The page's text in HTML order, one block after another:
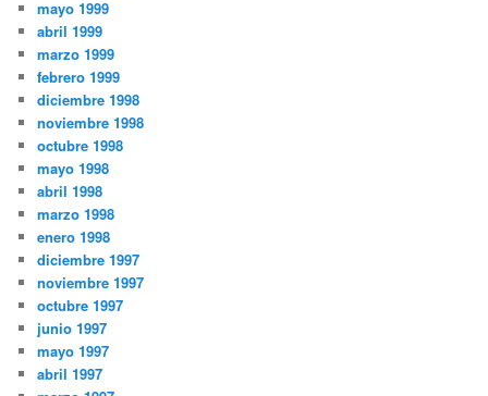
mayo 1999
abril 1999
marzo 1999
febrero 1999
diciembre 1998
noviembre 1998
octubre 1998
mayo 1998
abril 1998
marzo 1998
enero 1998
diciembre 1997
noviembre 1997
octubre 1997
junio 1997
mayo 1997
abril 1997